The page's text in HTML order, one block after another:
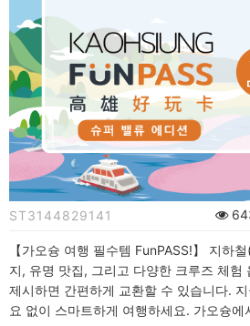
패
스
|
1
일
권
가
성
비
ST3144829141
【가오슝 여행 필수템 FunPASS!】 지하
지, 유명 맛집, 그리고 다양한 크루즈 체험
제시하면 간편하게 교환할 수 있습니다.
요 없이 스마트하게 여행하세요. 가오슝